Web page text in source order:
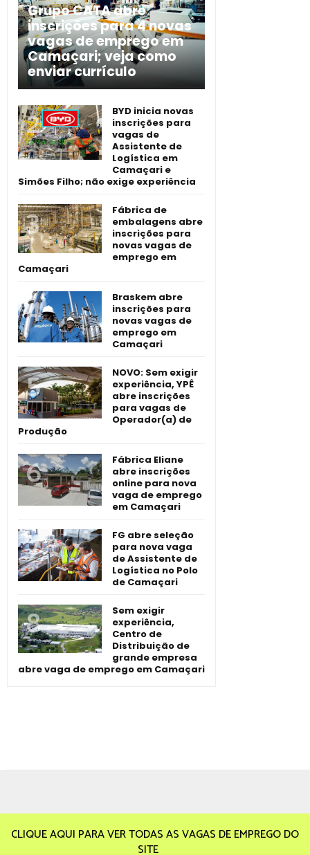
Grupo CATA abre
inscrições para 4 novas
vagas de emprego em
Camaçari; veja como
enviar currículo
BYD inicia novas
inscrições para
vagas de
Assistente de
Logística em
Camaçari e
Simões Filho; não exige experiência
Fábrica de
embalagens abre
inscrições para
novas vagas de
emprego em
Camaçari
Braskem abre
inscrições para
novas vagas de
emprego em
Camaçari
NOVO: Sem exigir
experiência, YPÊ
abre inscrições
para vagas de
Operador(a) de
Produção
Fábrica Eliane
abre inscrições
online para nova
vaga de emprego
em Camaçari
FG abre seleção
para nova vaga
de Assistente de
Logística no Polo
de Camaçari
Sem exigir
experiência,
Centro de
Distribuição de
grande empresa
abre vaga de emprego em Camaçari
CLIQUE AQUI PARA VER TODAS AS VAGAS DE EMPREGO DO
SITE